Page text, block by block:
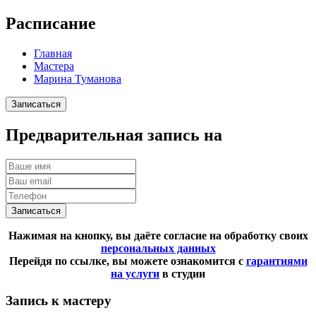
Расписание
Главная
Мастера
Марина Туманова
Записаться
Предварительная запись на
Записаться
Нажимая на кнопку, вы даёте согласие на обработку своих
персональных данных
Перейдя по ссылке, вы можете ознакомится с гарантиями
на услуги в студии
Запись к мастеру